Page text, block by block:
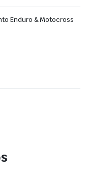
Enduro & Motocross